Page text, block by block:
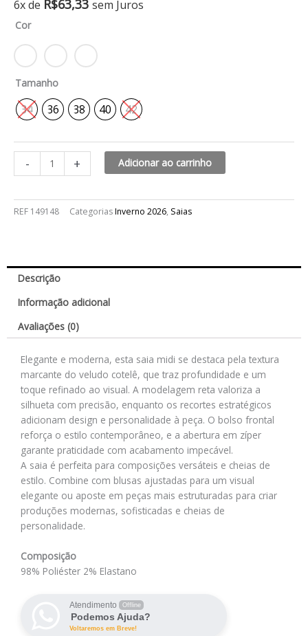
6x de R$63,33 sem Juros
Cor
Tamanho
34 36 38 40 42
-
Saia
london
quantidade
+ Adicionar ao carrinho
REF 149148 CategoriasInverno 2026, Saias
Descrição
Informação adicional
Avaliações (0)
Elegante e moderna, esta saia midi se destaca pela textura
marcante do veludo cotelê, que traz profundidade e um
toque refinado ao visual. A modelagem reta valoriza a
silhueta com precisão, enquanto os recortes estratégicos
adicionam design e personalidade à peça. O bolso frontal
reforça o estilo contemporâneo, e a abertura em zíper
garante praticidade com acabamento impecável.
A saia é perfeita para composições versáteis e cheias de
estilo. Combine com blusas ajustadas para um visual
elegante ou aposte em peças mais estruturadas para criar
produções modernas, sofisticadas e cheias de
personalidade.
Composição
98% Poliéster 2% Elastano
Atendimento Offline
Podemos Ajuda?
Voltaremos em Breve!